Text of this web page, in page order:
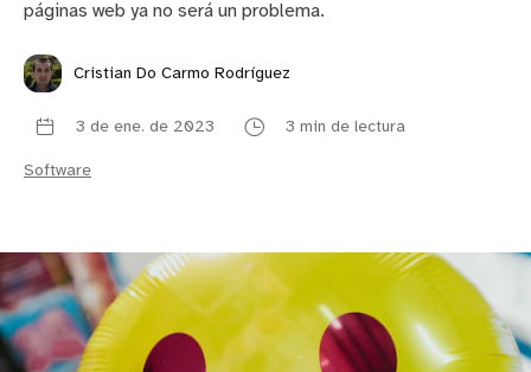
páginas web ya no será un problema.
Cristian Do Carmo Rodríguez
3 de ene. de 2023 3 min de lectura
Software